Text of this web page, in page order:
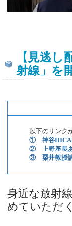
【見逃
射線」を
以下のリンクか
① 神谷
② 上野座長あ
③ 粟井教授
身近な放射
めていただ